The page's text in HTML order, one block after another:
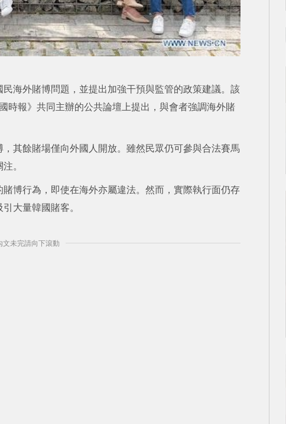
海外賭博問題，並提出加強干預與監管的政策建議。該
時報》共同主辦的公共論壇上提出，與會者強調海外賭
其餘賭場僅向外國人開放。雖然民眾仍可參與合法賽馬
。
博行為，即使在海外亦屬違法。然而，實際執行面仍存
大量韓國賭客。
文未完請向下滾動